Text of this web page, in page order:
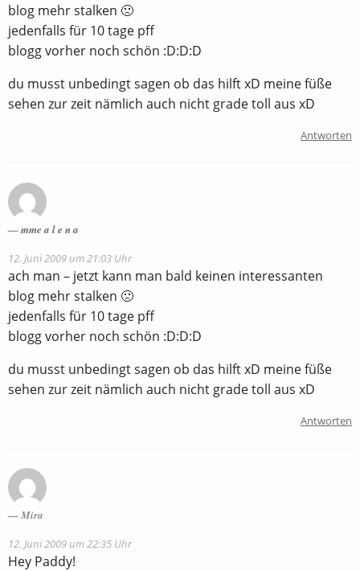
blog mehr stalken 🙁
jedenfalls für 10 tage pff
blogg vorher noch schön :D:D:D
du musst unbedingt sagen ob das hilft xD meine füße
sehen zur zeit nämlich auch nicht grade toll aus xD
Antworten
mme a l e n a
12. Juni 2009 um 21:03 Uhr
ach man – jetzt kann man bald keinen interessanten
blog mehr stalken 🙁
jedenfalls für 10 tage pff
blogg vorher noch schön :D:D:D
du musst unbedingt sagen ob das hilft xD meine füße
sehen zur zeit nämlich auch nicht grade toll aus xD
Antworten
Mira
12. Juni 2009 um 22:35 Uhr
Hey Paddy!